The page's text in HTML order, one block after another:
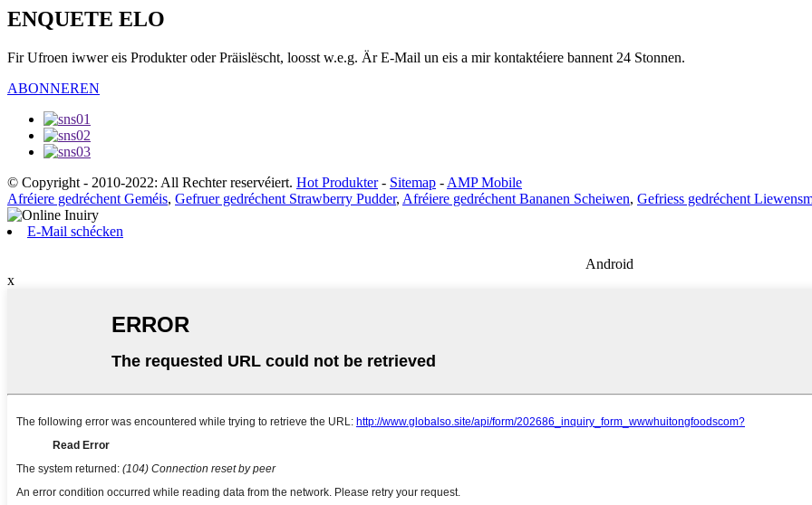
ENQUETE ELO
Fir Ufroen iwwer eis Produkter oder Präislëscht, loosst w.e.g. Är E-Mail un eis a mir kontaktéiere bannent 24 Stonnen.
ABONNEREN
© Copyright - 2010-2022: All Rechter reservéiert. Hot Produkter- Sitemap - AMP Mobile
Afréiere gedréchent Geméis, Gefruer gedréchent Strawberry Pudder, Afréiere gedréchent Bananen Scheiwen, Gefriess gedréchent
E-Mail schécken
Android
x